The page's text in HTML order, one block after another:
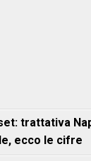
trattativa
ecco le cifre